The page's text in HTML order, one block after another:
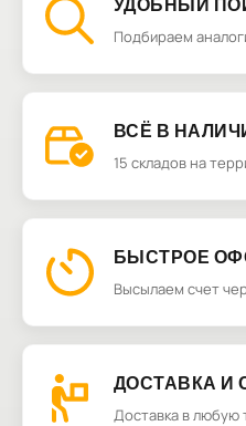
Подбираем
ВСЁ В
15 складов на
БЫСТРОЕ
Высылаем счет
ДОСТАВКА И
Доставка в любую